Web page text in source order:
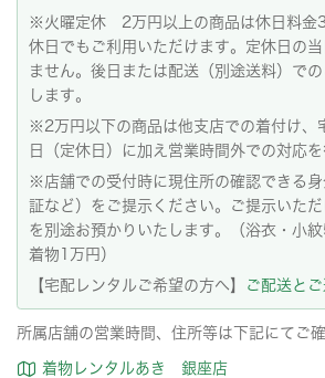
※火曜定休 2万円以上の商品は休日料金
休日でもご利用いただけます。定休日の
ません。後日または配送（別途送料）で
します。
※2万円以下の商品は他支店での着付け、
日（定休日）に加え営業時間外での対応を
※店舗での受付時に現住所の確認できる
証など）をご提示ください。ご提示いた
を別途お預かりいたします。（浴衣・小
着物1万円）
【宅配レンタルご希望の方へ】
ご配送と
所属店舗の営業時間、住所等は下記にてご確
着物レンタルあき 銀座店